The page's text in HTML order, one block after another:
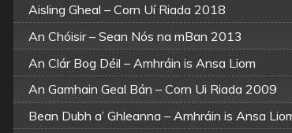
Aisling Gheal – Corn Uí Riada 2018
An Chóisir – Sean Nós na mBan 2013
An Clár Bog Déil – Amhráin is Ansa Liom
An Gamhain Geal Bán – Corn Ui Riada 2009
Bean Dubh a’ Ghleanna – Amhráin is Ansa